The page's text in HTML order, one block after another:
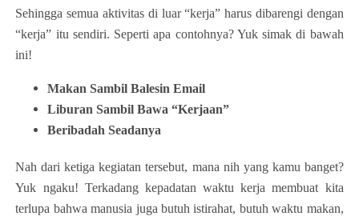
Sehingga semua aktivitas di luar “kerja” harus dibarengi dengan
“kerja” itu sendiri. Seperti apa contohnya? Yuk simak di bawah
ini!
Makan Sambil Balesin Email
Liburan Sambil Bawa “Kerjaan”
Beribadah Seadanya
Nah dari ketiga kegiatan tersebut, mana nih yang kamu banget?
Yuk ngaku! Terkadang kepadatan waktu kerja membuat kita
terlupa bahwa manusia juga butuh istirahat, butuh waktu makan,